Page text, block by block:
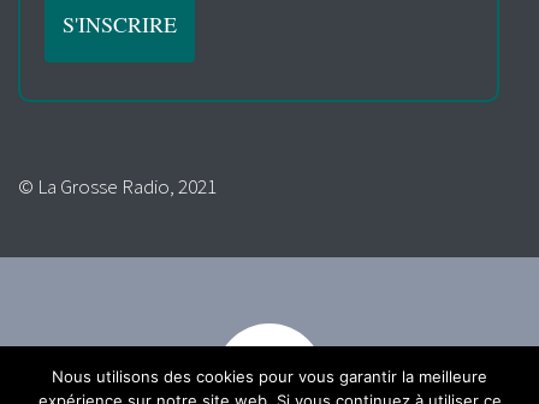
© La Grosse Radio, 2021
Nous utilisons des cookies pour vous garantir la meilleure